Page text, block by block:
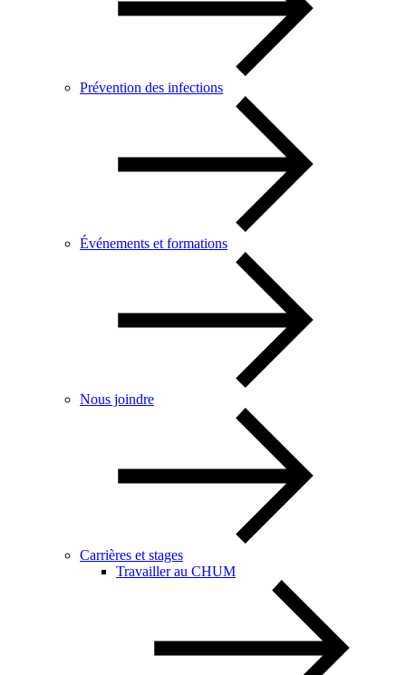
Prévention des infections
Événements et formations
Nous joindre
Carrières et stages
Travailler au CHUM